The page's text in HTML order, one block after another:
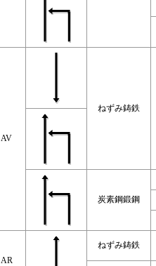
AV
ねずみ鋳鉄
炭素鋼鍛鋼
AR
ねずみ鋳鉄